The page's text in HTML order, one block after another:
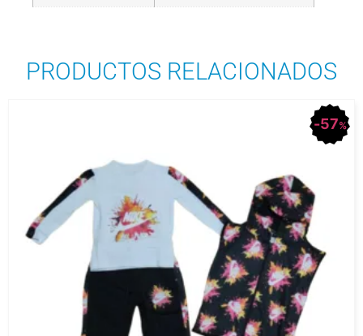
PRODUCTOS RELACIONADOS
57%